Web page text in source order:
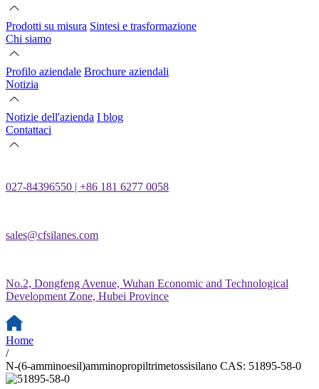
Prodotti su misura Sintesi e trasformazione
Chi siamo
Profilo aziendale Brochure aziendali
Notizia
Notizie dell'azienda I blog
Contattaci
027-84396550 | +86 181 6277 0058
sales@cfsilanes.com
No.2, Dongfeng Avenue, Wuhan Economic and Technological
Development Zone, Hubei Province
Home
/
N-(6-amminoesil)amminopropiltrimetossisilano CAS: 51895-58-0